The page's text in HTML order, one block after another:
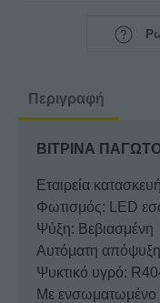
ποσότητα
Περιγραφή
ΒΙΤΡΙΝΑ
Εταιρεία
Φωτισμός: LED
Ψύξη: Βεβιασμένη
Αυτόματη
Ψυκτικό υγρό:
Με ενσωματωμένο